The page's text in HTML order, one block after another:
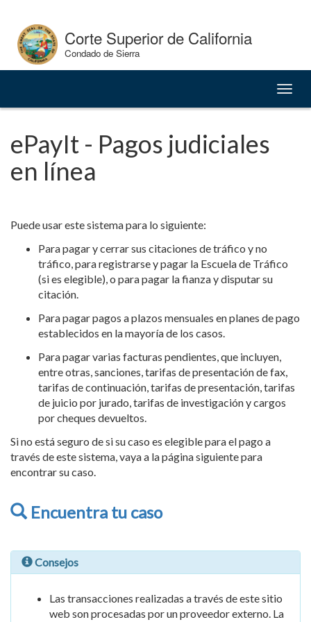
Content
Corte Superior de California
Condado de Sierra
ePayIt - Pagos judiciales
en línea
Puede usar este sistema para lo siguiente:
Para pagar y cerrar sus citaciones de tráfico y no
tráfico, para registrarse y pagar la Escuela de Tráfico
(si es elegible), o para pagar la fianza y disputar su
citación.
Para pagar pagos a plazos mensuales en planes de pago
establecidos en la mayoría de los casos.
Para pagar varias facturas pendientes, que incluyen,
entre otras, sanciones, tarifas de presentación de fax,
tarifas de continuación, tarifas de presentación, tarifas
de juicio por jurado, tarifas de investigación y cargos
por cheques devueltos.
Si no está seguro de si su caso es elegible para el pago a
través de este sistema, vaya a la página siguiente para
encontrar su caso.
Encuentra tu caso
Consejos
Las transacciones realizadas a través de este sitio
web son procesadas por un proveedor externo. La